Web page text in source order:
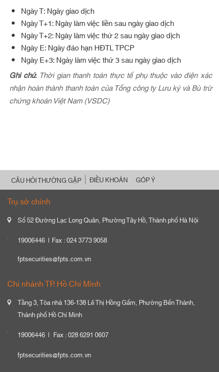
Ngày T: Ngày giao dịch
Ngày T+1: Ngày làm việc liền sau ngày giao dịch
Ngày T+2: Ngày làm việc thứ 2 sau ngày giao dịch
Ngày E: Ngày đáo hạn HĐTL TPCP
Ngày E+3: Ngày làm việc thứ 3 sau ngày giao dịch
Ghi chú: Thời gian thanh toán thực tế phụ thuộc vào điện xác
nhận hoàn thành thanh toán của Tổng công ty Lưu ký và Bù trừ
chứng khoán Việt Nam (VSDC)
CÂU HỎI THƯỜNG GẶP ĐIỀU KHOẢN GÓP Ý
Trụ sở chính
Số 52 Đường Lạc Long Quân, Phường Tây Hồ, Thành phố Hà Nội
19006446
Fax : 024 3773 9058
fptsecurities@fpts.com.vn
Chi nhánh TP. Hồ Chí Minh
Tầng 3, Tòa nhà 136-138 Lê Thị Hồng Gấm, Phường Bến Thành,
Thành phố Hồ Chí Minh
19006446
Fax : 028 6291 0607
fptsecurities@fpts.com.vn